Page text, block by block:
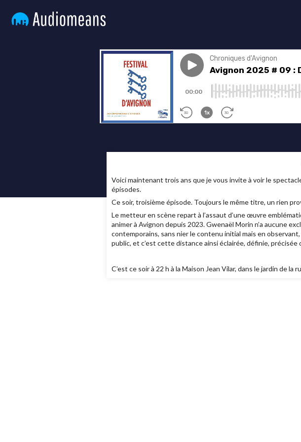
Voici maintenant trois ans que je vous invite à voir le
épisodes.
Ce soir, troisième épisode. Toujours le même titre, un rien
Le metteur en scène repart à l’assaut d’une œuvre
animer à Avignon depuis 2023. Gwenaël Morin n’a aucune
contemporains, sans nier le contenu initial mais en
public, et c’est cette distance ainsi éclairée, définie,
C’est ce soir à 22 h à la Maison Jean Vilar, dans le jardin de la